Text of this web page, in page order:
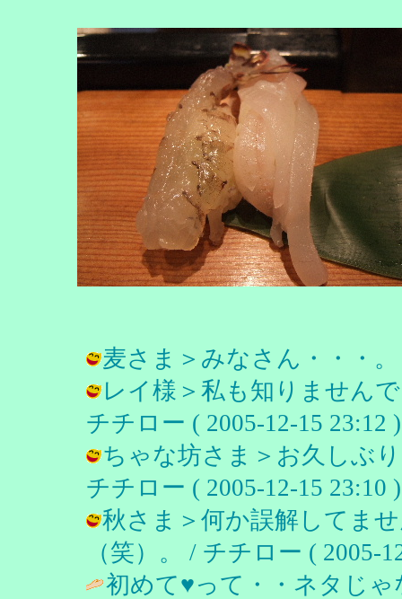
麦さま＞みなさん・・・
レイ様＞私も知りません
チチロー ( 2005-12-15 23:12 )
ちゃな坊さま＞お久しぶ
チチロー ( 2005-12-15 23:10 )
秋さま＞何か誤解してま
（笑）。 / チチロー ( 2005-
初めて♥って・・ネタじ